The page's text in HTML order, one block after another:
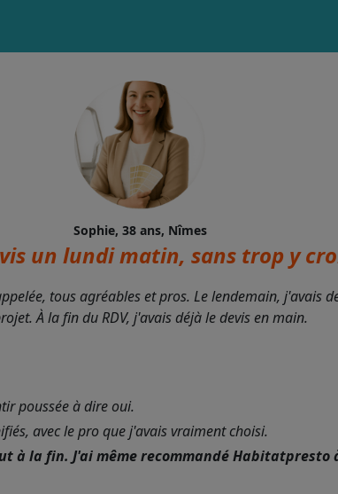
Sophie, 38 ans, Nîmes
un lundi matin, sans trop y
tous agréables et pros. Le lendemain, j'avais
À la fin du RDV, j'avais déjà le devis en main.
poussée à dire oui.
avec le pro que j'avais vraiment choisi.
à la fin. J'ai même recommandé Habitatpresto